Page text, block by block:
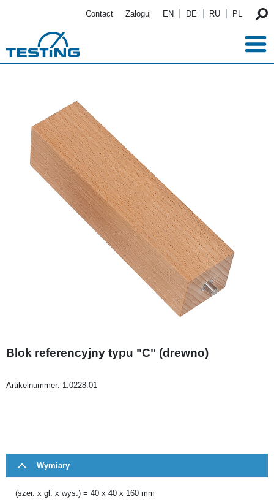
Contact Zaloguj EN DE RU PL
Blok referencyjny typu "C" (drewno)
Artikelnummer: 1.0228.01
Wymiary
(szer. x gł. x wys.) = 40 x 40 x 160 mm